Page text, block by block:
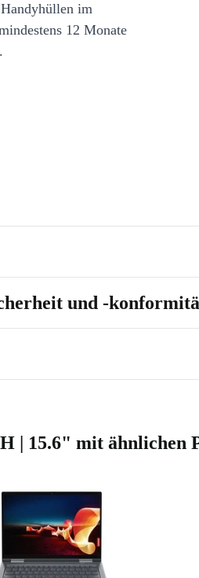
im
12 Monate
und -
| 15.6" mit ähnlichen